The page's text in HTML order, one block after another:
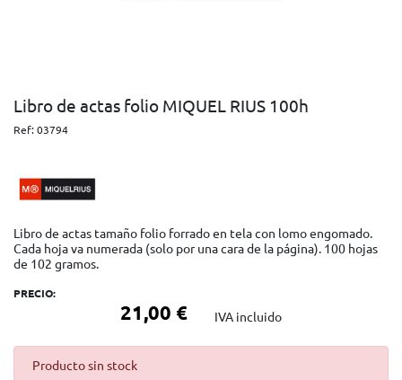
Libro de actas folio MIQUEL RIUS 100h
Ref:03794
Libro de actas tamaño folio forrado en tela con lomo engomado.
Cada hoja va numerada (solo por una cara de la página). 100 hojas
de 102 gramos.
PRECIO:
21,00 € IVA incluido
Producto sin stock